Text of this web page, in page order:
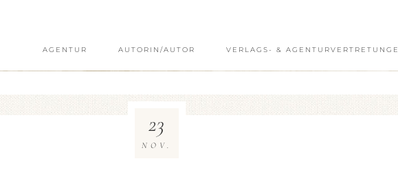
AGENTUR AUTORIN/AUTOR VERLAGS- &
23
NOV.